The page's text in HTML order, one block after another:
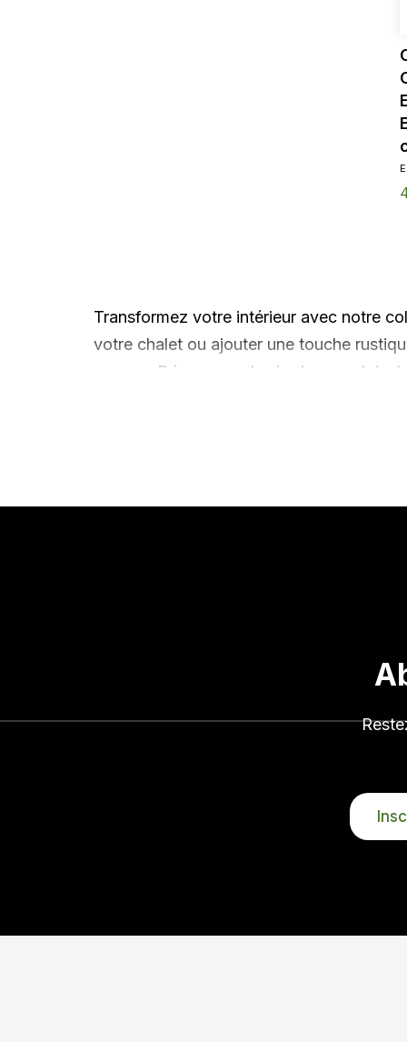
Transformez votre intérieur avec notre
votre chalet ou ajouter une touche
espace. Découvrez des horloges
Sublimez votre espace avec des pièces
VOUS
À